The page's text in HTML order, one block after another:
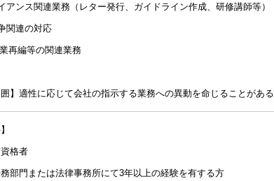
アンス関連業務（レター発行、ガイドライン作成、研修講師等）
関連の対応
再編等の関連業務
囲】適性に応じて会社の指示する業務への異動を命じることがある
格者
務部門または法律事務所にて3年以上の経験を有する方